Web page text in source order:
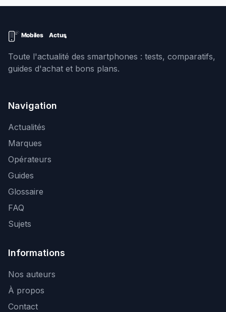
Toute l'actualité des smartphones : tests, comparatifs,
guides d'achat et bons plans.
Navigation
Actualités
Marques
Opérateurs
Guides
Glossaire
FAQ
Sujets
Informations
Nos auteurs
À propos
Contact